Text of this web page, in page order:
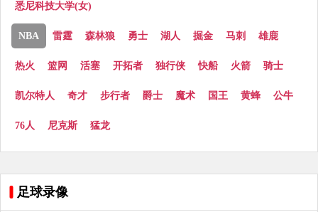
悉尼科技大学(女)
NBA 雷霆 森林狼 勇士 湖人 掘金 马刺 雄鹿
热火 篮网 活塞 开拓者 独行侠 快船 火箭 骑士
凯尔特人 奇才 步行者 爵士 魔术 国王 黄蜂 公牛
76人 尼克斯 猛龙
足球录像